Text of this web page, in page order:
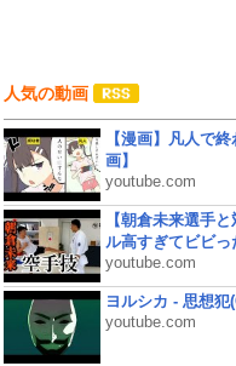
人気の動画
【漫画】凡人で
画】
youtube.com
【朝倉未来選手
ル高すぎてビビっ
youtube.com
ヨルシカ - 思想
youtube.com